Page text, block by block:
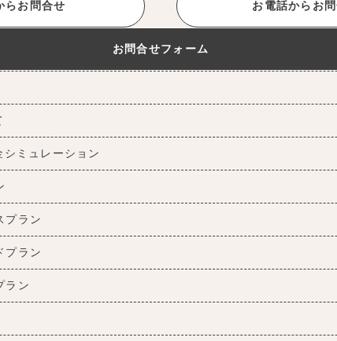
らお問合せ お電話からお
お問合せフォーム
ミュレーション
プラン
プラン
ラン